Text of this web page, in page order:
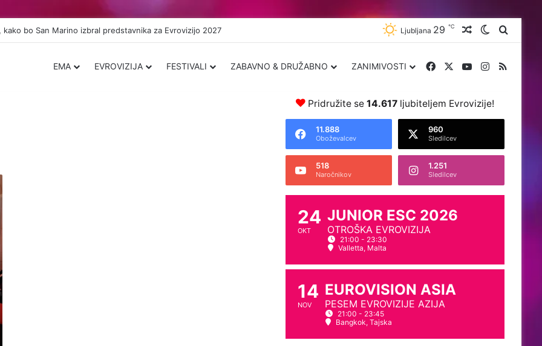
kako bo San Marino izbral predstavnika za Evrovizijo 2027 Ljubljana 29℃ Naključna
Zamenjaj
EMA EVROVIZIJA FESTIVALI ZABAVNO & DRUŽABNO ZANIMIVOSTI FacebookYouTubeInstagram
Pridružite se14.617 ljubiteljem Evrovizije!
11.888
Oboževalcev
960
Sledilcev
518
Naročnikov
1.251
Sledilcev
24
OKT
JUNIOR ESC 2026
OTROŠKA EVROVIZIJA
21:00 - 23:30
Valletta, Malta
14
NOV
EUROVISION ASIA
PESEM EVROVIZIJE AZIJA
21:00 - 23:45
Bangkok, Tajska